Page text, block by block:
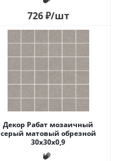
726₽/шт
Декор Рабат мозаичный
серый матовый обрезной
30x30x0,9